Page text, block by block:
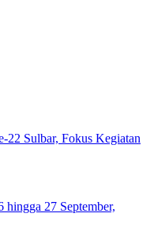
Sulbar, Fokus Kegiatan
hingga 27 September,